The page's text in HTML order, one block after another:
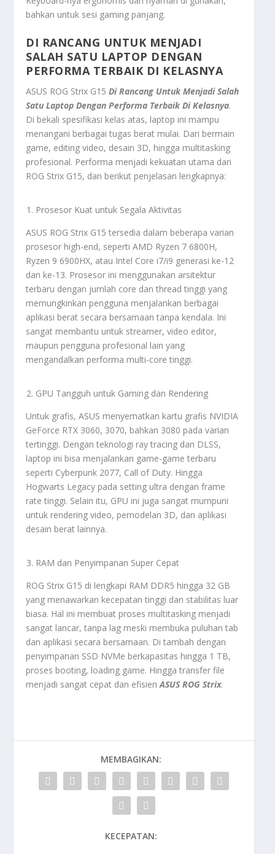
bahkan untuk sesi gaming panjang.
DI RANCANG UNTUK MENJADI
SALAH SATU LAPTOP DENGAN
PERFORMA TERBAIK DI KELASNYA
ASUS ROG Strix G15Di Rancang Untuk Menjadi Salah
Satu Laptop Dengan Performa Terbaik Di Kelasnya.
Di bekali spesifikasi kelas atas, laptop ini mampu
menangani berbagai tugas berat mulai. Dari bermain
game, editing video, desain 3D, hingga multitasking
profesional. Performa menjadi kekuatan utama dari
ROG Strix G15, dan berikut penjelasan lengkapnya:
Prosesor Kuat untuk Segala Aktivitas
ASUS ROG Strix G15 tersedia dalam beberapa varian
prosesor high-end, seperti AMD Ryzen 7 6800H,
Ryzen 9 6900HX, atau Intel Core i7/i9 generasi ke-12
dan ke-13. Prosesor ini menggunakan arsitektur
terbaru dengan jumlah core dan thread tinggi yang
memungkinkan pengguna menjalankan berbagai
aplikasi berat secara bersamaan tanpa kendala. Ini
sangat membantu untuk streamer, video editor,
maupun pengguna profesional lain yang
mengandalkan performa multi-core tinggi.
GPU Tangguh untuk Gaming dan Rendering
Untuk grafis, ASUS menyematkan kartu grafis NVIDIA
GeForce RTX 3060, 3070, bahkan 3080 pada varian
tertinggi. Dengan teknologi ray tracing dan DLSS,
laptop ini bisa menjalankan game-game terbaru
seperti Cyberpunk 2077, Call of Duty. Hingga
Hogwarts Legacy pada setting ultra dengan frame
rate tinggi. Selain itu, GPU ini juga sangat mumpuni
untuk rendering video, pemodelan 3D, dan aplikasi
desain berat lainnya.
RAM dan Penyimpanan Super Cepat
ROG Strix G15 di lengkapi RAM DDR5 hingga 32 GB
yang menawarkan kecepatan tinggi dan stabilitas luar
biasa. Hal ini membuat proses multitasking menjadi
sangat lancar, tanpa lag meski membuka puluhan tab
dan aplikasi secara bersamaan. Di tambah dengan
penyimpanan SSD NVMe berkapasitas hingga 1 TB,
proses booting, loading game. Hingga transfer file
menjadi sangat cepat dan efisien ASUS ROG Strix.
MEMBAGIKAN:
KECEPATAN: